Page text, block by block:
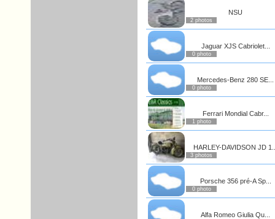
NSU
2 photos
Jaguar XJS Cabriolet...
0 photo
Mercedes-Benz 280 SE...
0 photo
Ferrari Mondial Cabr...
1 photo
HARLEY-DAVIDSON JD
3 photos
Porsche 356 pré-A Sp...
0 photo
Alfa Romeo Giulia Qu...